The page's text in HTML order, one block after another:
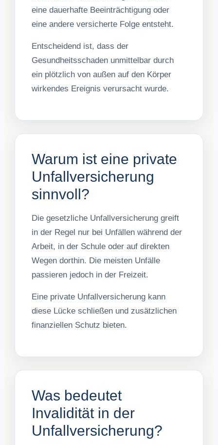
eine dauerhafte Beeinträchtigung oder
eine andere versicherte Folge entsteht.
Entscheidend ist, dass der
Gesundheitsschaden unmittelbar durch
ein plötzlich von außen auf den Körper
wirkendes Ereignis verursacht wurde.
Warum ist eine private
Unfallversicherung
sinnvoll?
Die gesetzliche Unfallversicherung greift
in der Regel nur bei Unfällen während der
Arbeit, in der Schule oder auf direkten
Wegen dorthin. Die meisten Unfälle
passieren jedoch in der Freizeit.
Eine private Unfallversicherung kann
diese Lücke schließen und zusätzlichen
finanziellen Schutz bieten.
Was bedeutet
Invalidität in der
Unfallversicherung?